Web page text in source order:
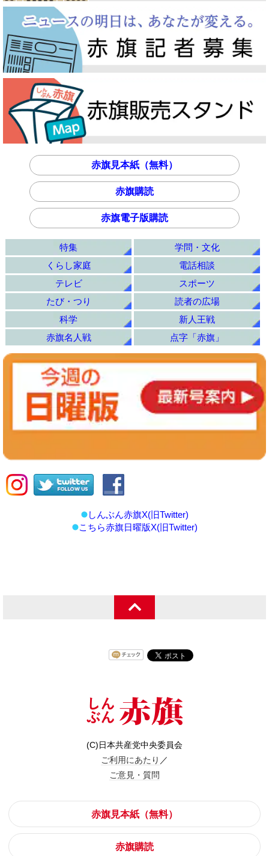
赤旗見本紙（無料）
赤旗購読
赤旗電子版購読
特集
学問・文化
くらし家庭
電話相談
テレビ
スポーツ
たび・つり
読者の広場
科学
新人王戦
赤旗名人戦
点字「赤旗」
しんぶん赤旗X(旧Twitter)
こちら赤旗日曜版X(旧Twitter)
(C)日本共産党中央委員会
ご利用にあたり ／
ご意見・質問
赤旗見本紙（無料）
赤旗購読